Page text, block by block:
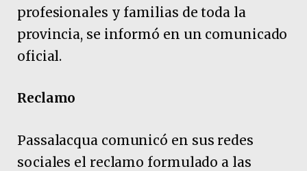
profesionales y familias de toda la
provincia, se informó en un comunicado
oficial.
Reclamo
Passalacqua comunicó en sus redes
sociales el reclamo formulado a las